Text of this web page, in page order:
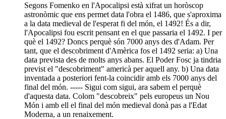
Segons Fomenko en l'Apocalipsi està xifrat un horòscop
astronòmic que ens permet data l'obra el 1486, que s'aproxima
a la data medieval de l'esperat fi del món, el 1492! És a dir,
l'Apocalipsi fou escrit pensant en el que passaria el 1492. I per
què el 1492? Doncs perquè són 7000 anys des d'Adam. Per
tant, que el descobriment d'Amèrica fos el 1492 seria: a) Una
data prevista des de molts anys abans. El Poder Fosc ja tindria
previst el "descobriment" americà per aquell any. b) Una data
inventada a posteriori fent-la coincidir amb els 7000 anys del
final del món. ----- Sigui com sigui, ara sabem el perquè
d'aquesta data. Colom "descobreix" pels europeus un Nou
Món i amb ell el final del món medieval donà pas a l'Edat
Moderna, a un renaixement.